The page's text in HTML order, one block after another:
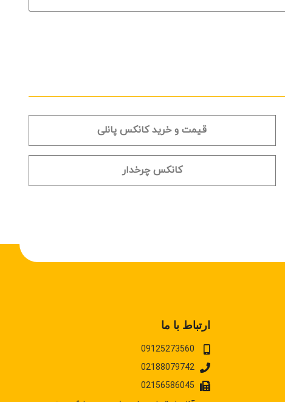
قیمت و خرید کانکس پانلی
کانکس چرخدار
ارتباط با ما
09125273560
02188079742
02156586045